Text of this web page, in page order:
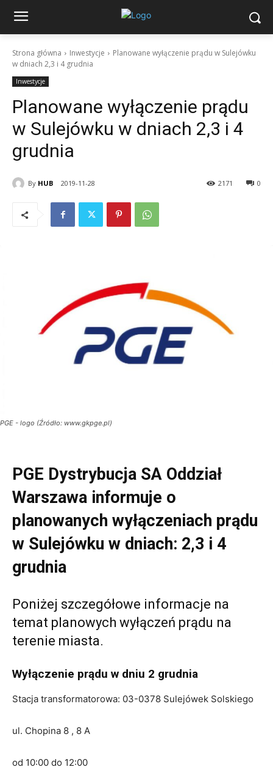
Strona główna Inwestycje
Planowane wyłączenie prądu w Sulejówku
w dniach 2,3 i 4 grudnia
Inwestycje
Planowane wyłączenie prądu
w Sulejówku w dniach 2,3 i 4
grudnia
By HUB 2019-11-28 0
2171
PGE - logo (Źródło: www.gkpge.pl)
PGE Dystrybucja SA Oddział
Warszawa informuje o
planowanych wyłączeniach prądu
w Sulejówku w dniach: 2,3 i 4
grudnia
Poniżej szczegółowe informacje na
temat planowych wyłączeń prądu na
terenie miasta.
Wyłączenie prądu w dniu 2 grudnia
Stacja transformatorowa: 03-0378 Sulejówek Solskiego
ul. Chopina 8 , 8 A
od 10:00 do 12:00